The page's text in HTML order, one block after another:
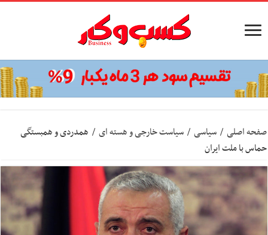
صفحه اصلی / سیاسی / سیاست خارجی و هسته ای / همدردی و همبستگی
حماس با ملت ایران